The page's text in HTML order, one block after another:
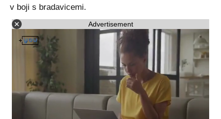
v boji s bradavicemi.
Advertisement